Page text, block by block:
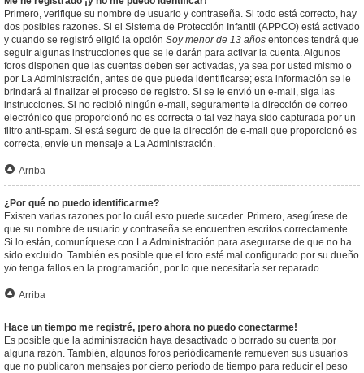
Primero, verifique su nombre de usuario y contraseña. Si todo está correcto, hay
dos posibles razones. Si el Sistema de Protección Infantil (APPCO) está activado
y cuando se registró eligió la opción Soy menor de 13 años entonces tendrá que
seguir algunas instrucciones que se le darán para activar la cuenta. Algunos
foros disponen que las cuentas deben ser activadas, ya sea por usted mismo o
por La Administración, antes de que pueda identificarse; esta información se le
brindará al finalizar el proceso de registro. Si se le envió un e-mail, siga las
instrucciones. Si no recibió ningún e-mail, seguramente la dirección de correo
electrónico que proporcionó no es correcta o tal vez haya sido capturada por un
filtro anti-spam. Si está seguro de que la dirección de e-mail que proporcionó es
correcta, envíe un mensaje a La Administración.
Arriba
¿Por qué no puedo identificarme?
Existen varias razones por lo cuál esto puede suceder. Primero, asegúrese de
que su nombre de usuario y contraseña se encuentren escritos correctamente.
Si lo están, comuníquese con La Administración para asegurarse de que no ha
sido excluido. También es posible que el foro esté mal configurado por su dueño
y/o tenga fallos en la programación, por lo que necesitaría ser reparado.
Arriba
Hace un tiempo me registré, ¡pero ahora no puedo conectarme!
Es posible que la administración haya desactivado o borrado su cuenta por
alguna razón. También, algunos foros periódicamente remueven sus usuarios
que no publicaron mensajes por cierto periodo de tiempo para reducir el peso